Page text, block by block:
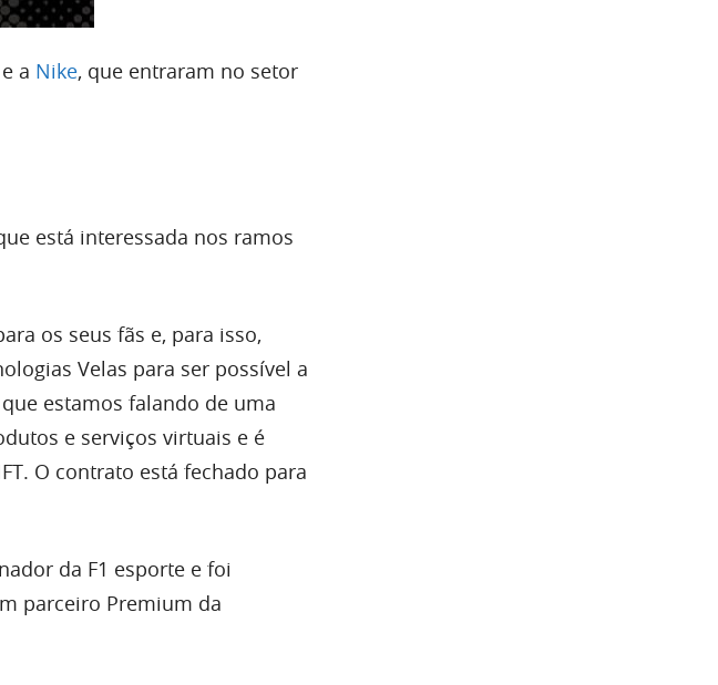
a Nike, que entraram no setor
está interessada nos ramos
os seus fãs e, para isso,
Velas para ser possível a
estamos falando de uma
e serviços virtuais e é
O contrato está fechado para
da F1 esporte e foi
parceiro Premium da